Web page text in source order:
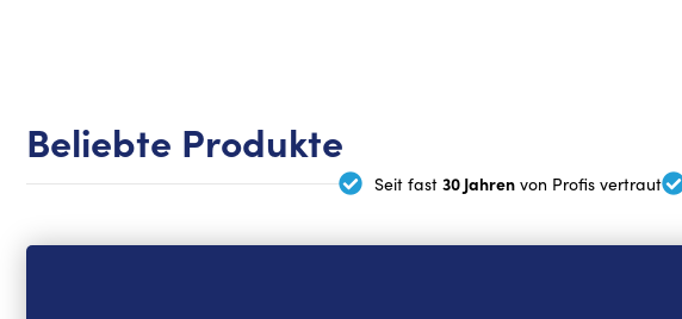
Beliebte Produkte
Seit fast 30 Jahrenvon Profis vertraut